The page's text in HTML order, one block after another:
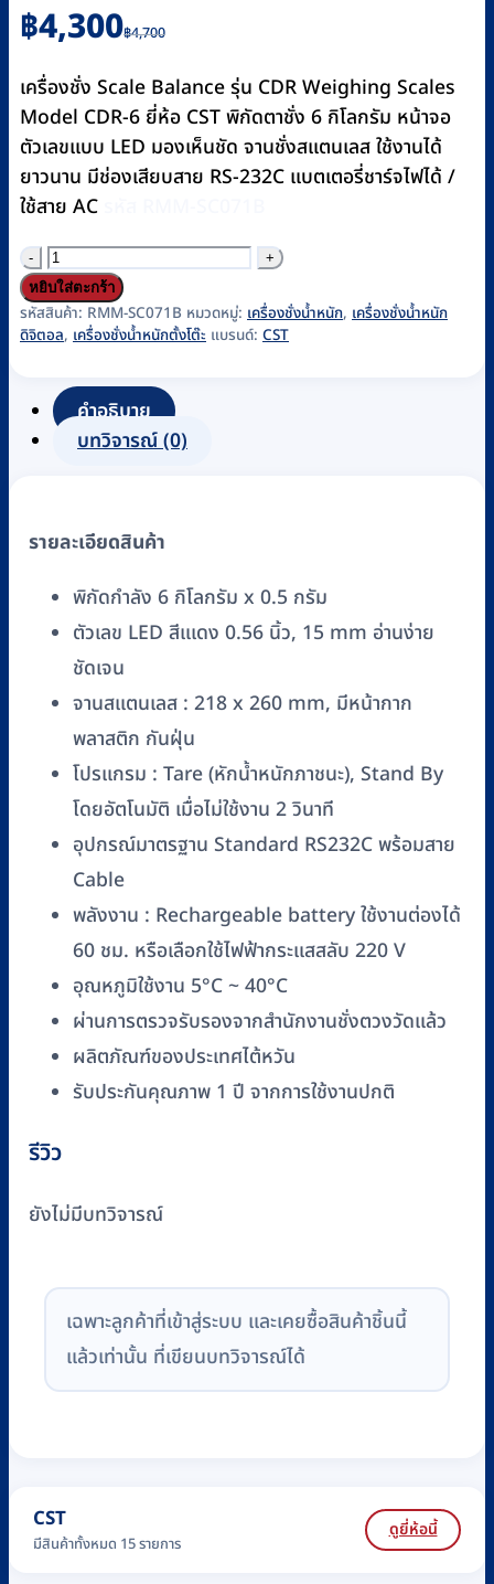
฿4,700
Original
price
was:
฿4,700.
฿4,300
Current
price
is:
฿4,300.
เครื่องชั่ง Scale Balance รุ่น CDR Weighing Scales
Model CDR-6 ยี่ห้อ CST พิกัดตาชั่ง 6 กิโลกรัม หน้าจอ
ตัวเลขแบบ LED มองเห็นชัด จานชั่งสแตนเลส ใช้งานได้
ยาวนาน มีช่องเสียบสาย RS-232C แบตเตอรี่ชาร์จไฟได้ /
ใช้สาย AC
จำนวน
เครื่อง
ชั่ง
น้ำ
ตั้ง
โต๊ะ
CST
CDR-
6
(พิกัด
6
ชิ้น
หยิบใส่ตะกร้า
รหัสสินค้า: RMM-SC071B หมวดหมู่: เครื่องชั่งน้ำหนัก, เครื่องชั่งน้ำหนัก
ดิจิตอล, เครื่องชั่งน้ำหนักตั้งโต๊ะ แบรนด์: CST
คำอธิบาย
บทวิจารณ์ (0)
รายละเอียดสินค้า
พิกัดกำลัง 6 กิโลกรัม x 0.5 กรัม
ตัวเลข LED สีแเดง 0.56 นิ้ว, 15 mm อ่านง่าย
ชัดเจน
จานสแตนเลส : 218 x 260 mm, มีหน้ากาก
พลาสติก กันฝุ่น
โปรแกรม : Tare (หักน้ำหนักภาชนะ), Stand By
โดยอัตโนมัติ เมื่อไม่ใช้งาน 2 วินาที
อุปกรณ์มาตรฐาน Standard RS232C พร้อมสาย
Cable
พลังงาน : Rechargeable battery ใช้งานต่องได้
60 ชม. หรือเลือกใช้ไฟฟ้ากระแสสลับ 220 V
อุณหภูมิใช้งาน 5°C ~ 40°C
ผ่านการตรวจรับรองจากสำนักงานชั่งตวงวัดแล้ว
ผลิตภัณฑ์ของประเทศไต้หวัน
รับประกันคุณภาพ 1 ปี จากการใช้งานปกติ
รีวิว
ยังไม่มีบทวิจารณ์
เฉพาะลูกค้าที่เข้าสู่ระบบ และเคยซื้อสินค้าชิ้นนี้
แล้วเท่านั้น ที่เขียนบทวิจารณ์ได้
CST
มีสินค้าทั้งหมด 15 รายการ
ดูยี่ห้อนี้